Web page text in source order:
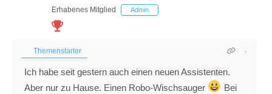
Erhabenes Mitglied Admin
Themenstarter
Ich habe seit gestern auch einen neuen Assistenten.
Aber nur zu Hause. Einen Robo-Wischsauger
Bei